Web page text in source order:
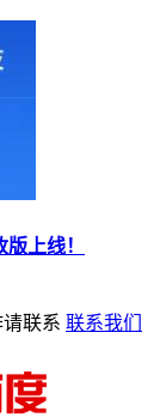
上线！
联系 联系我们